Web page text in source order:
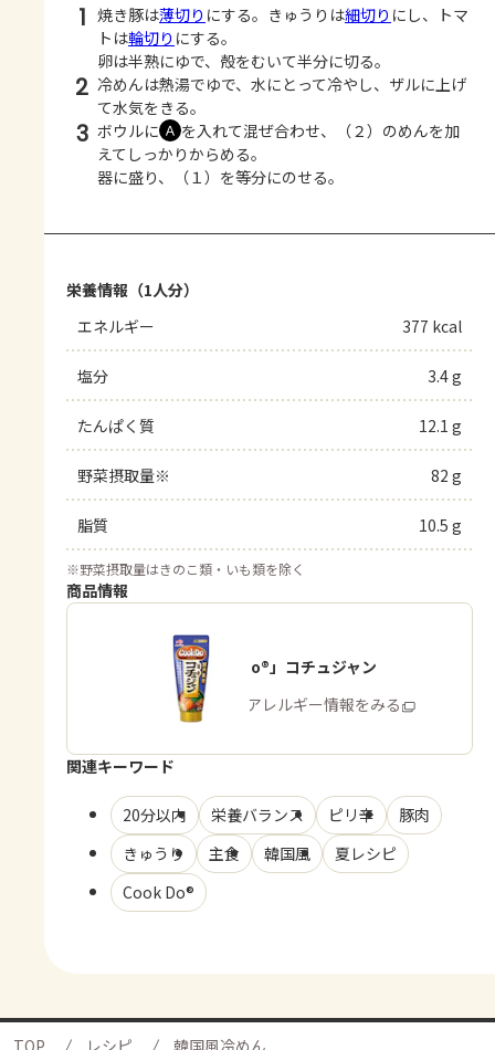
1 焼き豚は薄切り にする。きゅうりは細切り にし、トマ
トは輪切り にする。
卵は半熟にゆで、殻をむいて半分に切る。
2 冷めんは熱湯でゆで、水にとって冷やし、ザルに上げ
て水気をきる。
3 ボウルに Ａ を入れて混ぜ合わせ、（２）のめんを加
えてしっかりからめる。
器に盛り、（１）を等分にのせる。
栄養情報（1人分）
エネルギー
377 kcal
塩分 3.4 g
たんぱく質 12.1 g
野菜摂取量※ 82 g
脂質 10.5 g
※野菜摂取量はきのこ類・いも類を除く
商品情報
「Cook Do®」コチュジャン
商品・アレルギー情報をみる
関連キーワード
20分以内 栄養バランス ピリ辛
豚肉
きゅうり
主食 韓国風
夏レシピ
Cook Do®
TOP レシピ 韓国風冷めん